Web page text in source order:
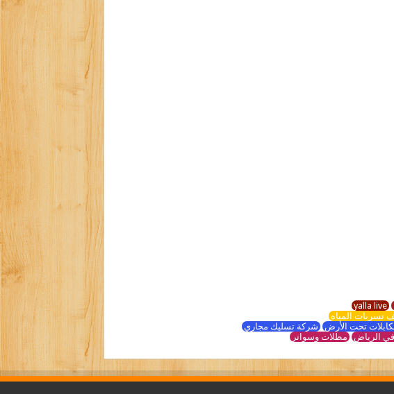
yalla live
المياه
تحت الأرض شركة تسليك مجاري
الرياض مظلات وسواتر